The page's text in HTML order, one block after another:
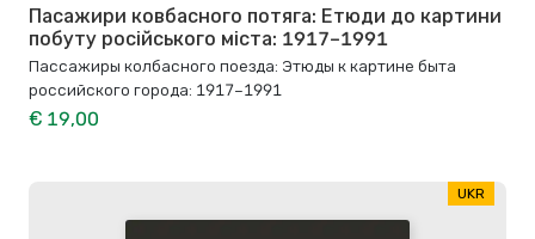
Пасажири ковбасного потяга: Етюди до картини
побуту російського міста: 1917–1991
Пассажиры колбасного поезда: Этюды к картине быта
российского города: 1917–1991
€ 19,00
UKR